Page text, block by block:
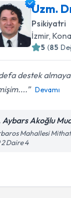
Uzm.
Psikiyatri
İzmir,
5 (85
destek
Devamı
Aybars Akoğlu
Mahallesi
2 Daire 4